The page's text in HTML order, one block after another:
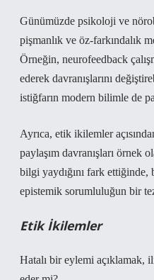
Günümüzde psikoloji ve
pişmanlık ve öz-farkındalık
Örneğin, neurofeedback
ederek davranışlarını
istiğfarın modern bilimle de
Ayrıca, etik ikilemler
paylaşım davranışları örnek
bilgi yaydığını fark ettiğinde,
epistemik sorumluluğun bir
Etik İkilemler
Hatalı bir eylemi açıklamak,